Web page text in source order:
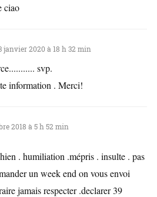
ciao
janvier 2020 à 18 h 32 min
svp.
information . Merci!
2018 à 5 h 52 min
. humiliation .mépris . insulte . pas
un week end on vous envoi
jamais respecter .declarer 39